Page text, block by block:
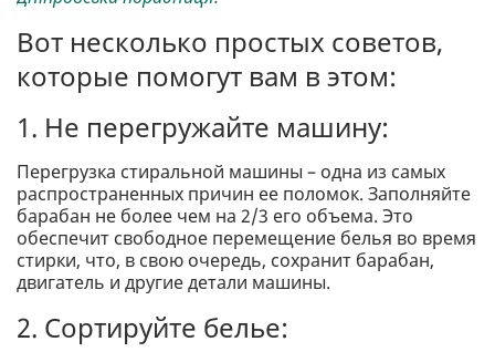
Вот несколько простых советов,
которые помогут вам в этом:
1. Не перегружайте машину:
Перегрузка стиральной машины – одна из самых
распространенных причин ее поломок. Заполняйте
барабан не более чем на 2/3 его объема. Это
обеспечит свободное перемещение белья во время
стирки, что, в свою очередь, сохранит барабан,
двигатель и другие детали машины.
2. Сортируйте белье: